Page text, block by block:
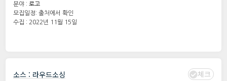
분야 : 로고
모집일정: 출처에서 확인
수집 : 2022년 11월 15일
소스 : 라우드소싱 체크